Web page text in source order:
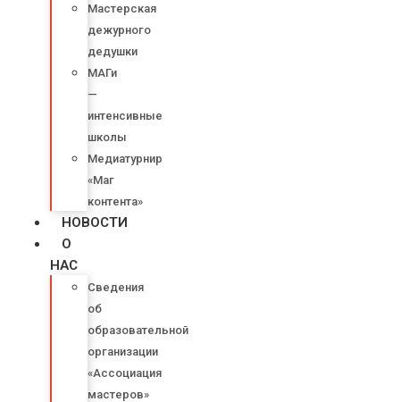
Мастерская
дежурного
дедушки
МАГи
—
интенсивные
школы
Медиатурнир
«Маг
контента»
НОВОСТИ
О
НАС
Сведения
об
образовательной
организации
«Ассоциация
мастеров»